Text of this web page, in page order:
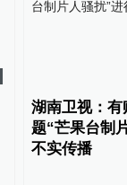
湖南卫视：有
题“芒果台制
不实传播